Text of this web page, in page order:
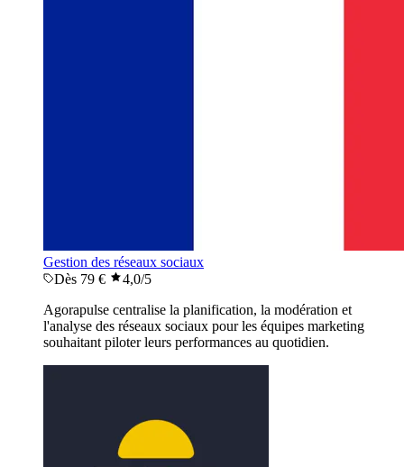
Gestion des réseaux sociaux
Dès 79 €
4,0/5
Agorapulse centralise la planification, la modération et
l'analyse des réseaux sociaux pour les équipes marketing
souhaitant piloter leurs performances au quotidien.